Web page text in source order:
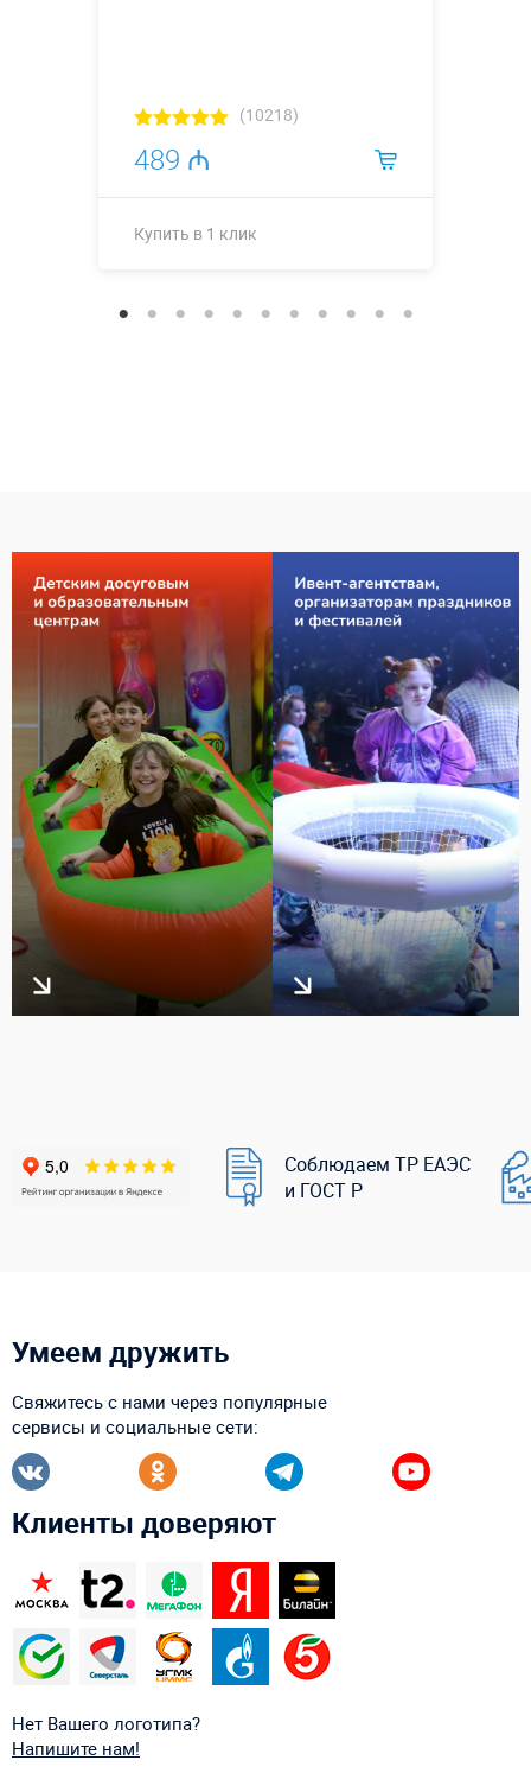
(10218)
489 ₼
Купить в 1 клик
Соблюдаем ТР ЕАЭС
и ГОСТ Р
Умеем дружить
Свяжитесь с нами через популярные
сервисы и социальные сети:
Клиенты доверяют
Нет Вашего логотипа?
Напишите нам!